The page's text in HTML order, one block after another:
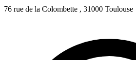
76 rue de la Colombette , 31000 Toulouse